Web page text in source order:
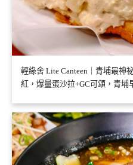
輕綠舍 Lite Canteen｜青埔最神
紅，爆量蛋沙拉+GC可頌，青埔